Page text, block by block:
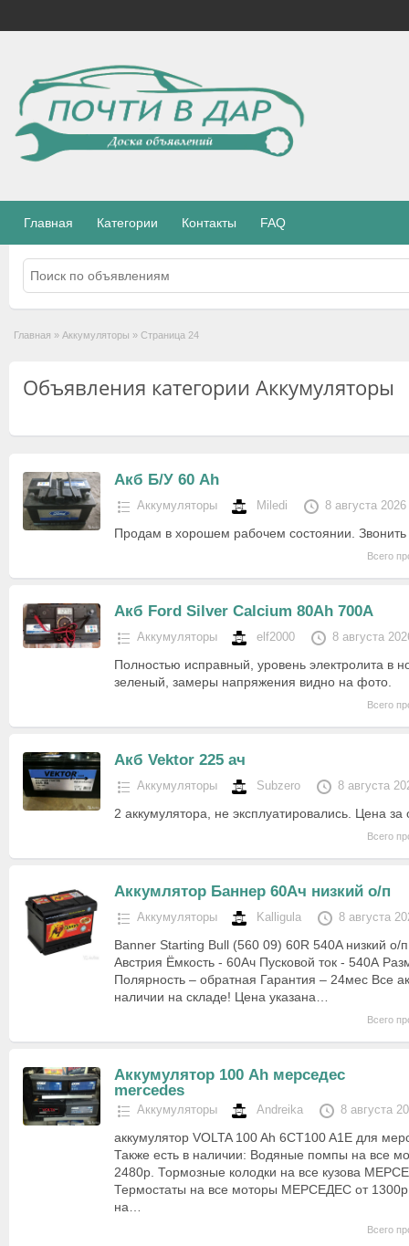
Главная Категории Контакты FAQ
Главная » Аккумуляторы » Страница 24
Объявления категории Аккумуляторы
Акб Б/У 60 Ah
Аккумуляторы Miledi 8 августа 2026
Продам в хорошем рабочем состоянии.
Всего
Акб Ford Silver Calcium 80Ah 700A
Аккумуляторы elf2000 8 августа
Полностью исправный, уровень электролита в
зеленый, замеры напряжения видно на фото.
Всего
Акб Vektor 225 ач
Аккумуляторы Subzero 8 августа
2 аккумулятора, не эксплуатировались. Цена за
Всего
Аккумлятор Баннер 60Ач низкий о/п
Аккумуляторы Kalligula 8 августа
Banner Starting Bull (560 09) 60R 540A низкий о/
Австрия Ёмкость - 60Ач Пусковой ток - 540А
Полярность – обратная Гарантия – 24мес Все
наличии на складе! Цена указана…
Всего
Аккумулятор 100 Ah мерседес
mercedes
Аккумуляторы Andreika 8 августа
аккумулятор VOLTA 100 Ah 6CT100 A1E для
Также есть в наличии: Водяные помпы на все
2480р. Тормозные колодки на все кузова
Термостаты на все моторы МЕРСЕДЕС от
на…
Всего